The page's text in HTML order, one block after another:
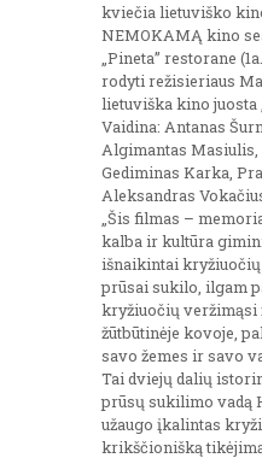
kviečia lietuviško
NEMOKAMĄ kino
„Pineta” restorane
rodyti režisieriaus
lietuviška kino juosta
Vaidina: Antanas
Algimantas Masiulis,
Gediminas Karka,
Aleksandras
„Šis filmas –
kalba ir kultūra
išnaikintai
prūsai sukilo, ilgam
kryžiuočių veržimąsi
žūtbūtinėje kovoje,
savo žemes ir savo
Tai dviejų dalių
prūsų sukilimo vadą
užaugo įkalintas
krikščionišką